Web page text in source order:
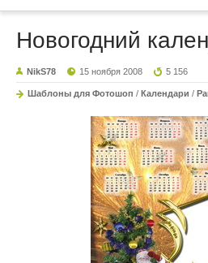
Новогодний
NikS78 15 ноября 2008 5 156
Шаблоны для Фотошоп / Календари /